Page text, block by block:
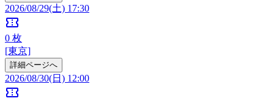
2026/08/29(土) 17:30
confirmation_number
0 枚
[東京]
詳細ページへ
2026/08/30(日) 12:00
confirmation_number